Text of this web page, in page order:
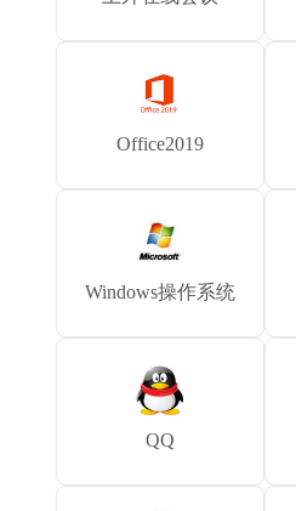
Office2019
Windows操作系统
QQ